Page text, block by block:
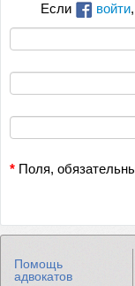
Если войти
* Поля,
Помощь
адвокатов